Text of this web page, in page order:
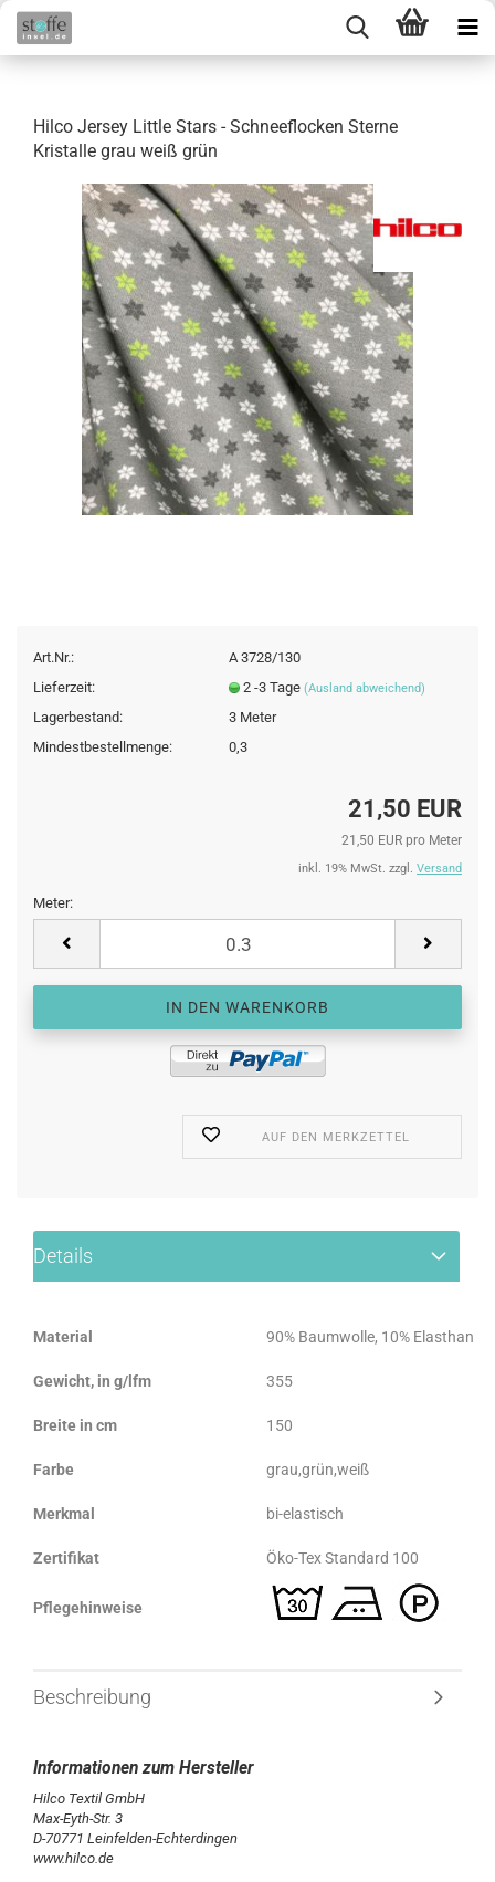
Hilco Jersey Little Stars - Schneeflocken Sterne
Kristalle grau weiß grün
Art.Nr.:
A 3728/130
Lieferzeit:
2 -3 Tage (Ausland abweichend)
Lagerbestand: 3 Meter
Mindestbestellmenge:
0,3
21,50 EUR
21,50 EUR pro Meter
inkl. 19% MwSt. zzgl. Versand
Meter:
AUF DEN MERKZETTEL
Details
Material 90% Baumwolle, 10% Elasthan
Gewicht, in g/lfm 355
Breite in cm 150
Farbe grau,grün,weiß
Merkmal bi-elastisch
Zertifikat Öko-Tex Standard 100
Pflegehinweise
Beschreibung
Hilco Textil GmbH
Max-Eyth-Str. 3
D-70771 Leinfelden-Echterdingen
www.hilco.de